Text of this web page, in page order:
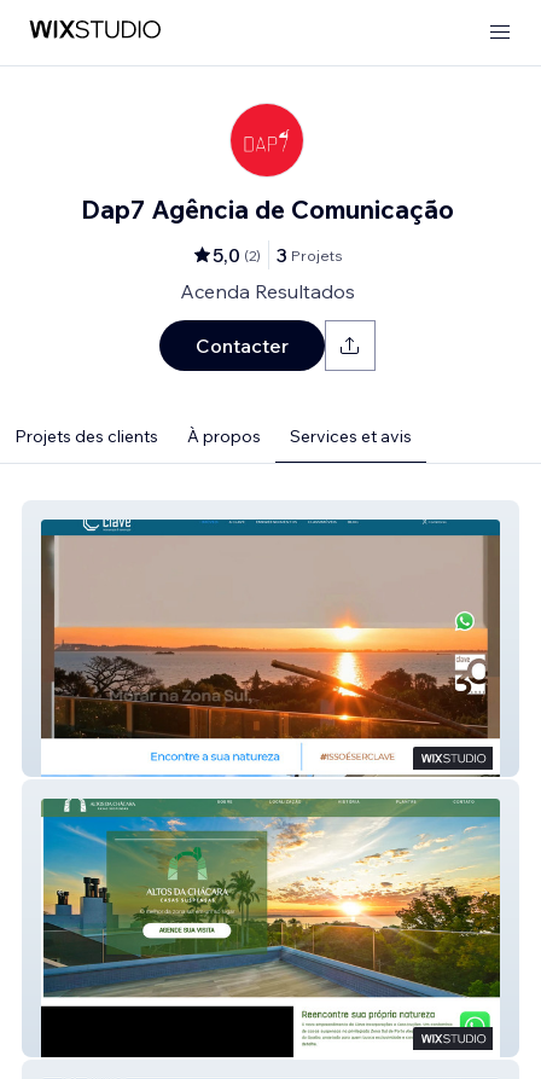
Dap7 Agência de Comunicação
5,0 (2) 3 Projets
Acenda Resultados
Contacter
Projets des clients À propos Services et avis
Altos da Chácara - Empreendimento alto